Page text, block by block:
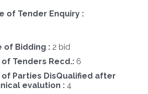
of Tender Enquiry :
of Bidding : 2 bid
of Tenders Recd.: 6
of Parties DisQualified after
evalution : 4